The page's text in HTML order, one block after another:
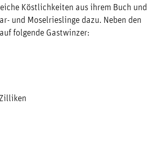
Köstlichkeiten aus ihrem Buch und
und Moselrieslinge dazu. Neben den
folgende Gastwinzer: